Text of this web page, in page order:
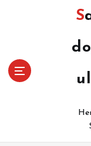
a
Salisen.com, en